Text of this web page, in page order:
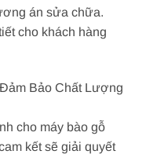
án sửa chữa.
cho khách hàng
Bảo Chất Lượng
cho máy bào gỗ
kết sẽ giải quyết